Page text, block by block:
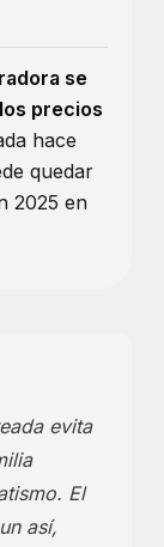
se
precios
hace
quedar
2025 en
evita
El
así,